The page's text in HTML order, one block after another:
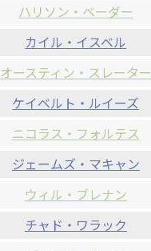
ハリソン・ベーダー
カイル・イスベル
オースティン・スレーター
ケイベルト・ルイーズ
ニコラス・フォルテス
ジェームズ・マキャン
ウィル・ブレナン
チャド・ワラック